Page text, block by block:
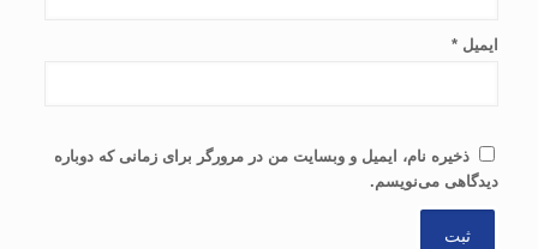
ایمیل *
ذخیره نام، ایمیل و وبسایت من در مرورگر برای زمانی که دوباره
دیدگاهی می‌نویسم.